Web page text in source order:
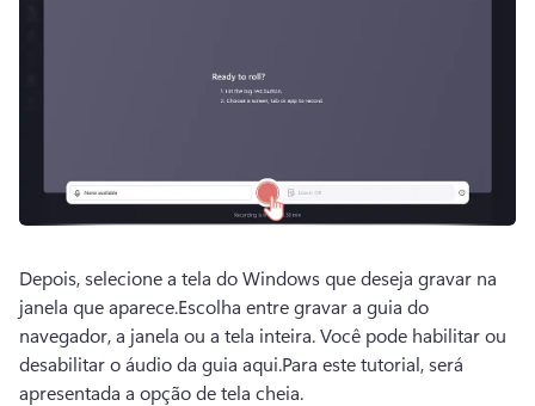
Depois, selecione a tela do Windows que deseja gravar na
janela que aparece.Escolha entre gravar a guia do
navegador, a janela ou a tela inteira. Você pode habilitar ou
desabilitar o áudio da guia aqui.Para este tutorial, será
apresentada a opção de tela cheia.